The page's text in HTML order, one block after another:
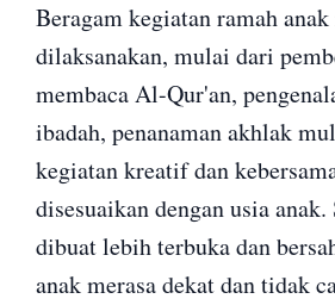
Beragam kegiatan ramah
dilaksanakan, mulai dari
membaca Al-Qur'an,
ibadah, penanaman akhlak
kegiatan kreatif dan
disesuaikan dengan usia
dibuat lebih terbuka dan
anak merasa dekat dan tidak